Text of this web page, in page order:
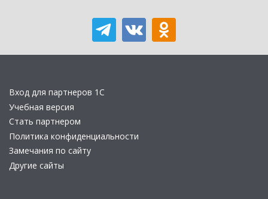
Вход для партнеров 1С
Учебная версия
Стать партнером
Политика конфиденциальности
Замечания по сайту
Другие сайты